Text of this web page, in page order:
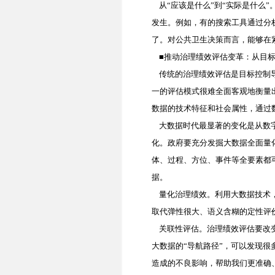
从“应该是什么”到“实际是什么”
发生。例如，有的搜索工具通过
了。对公共卫生决策而言，能够
■推动治理绩效评估变革：从目
传统的治理绩效评估是目标控制
一的评估模式很难全面客观地衡
数据的技术特征和社会属性，通
大数据时代最显著的变化是从数
化。政府要充分发掘大数据全面
体、过程、方位、事件等全要素
据。
量化治理绩效。利用大数据技术
取代弹性很大、语义含糊的定性
关联性评估。治理绩效评估要改
大数据的“导航路径”，可以发现
造成的不良影响，帮助我们更准